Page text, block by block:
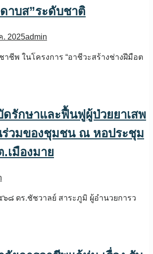
าบส”ระดับชาติ
. 2025admin
ชีพ ในโครงการ “อาชีวะสร้างช่างฝีมือต
ดรักษาและฟื้นฟูผู้ป่วยยาเสพ
วมของชุมชน ณ หอประชุม
เมืองมาย
๘ ดร.ชัชวาลย์ สาระภูมิ ผู้อำนวยการว